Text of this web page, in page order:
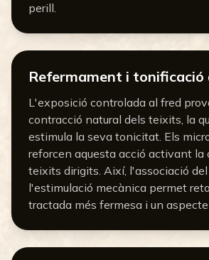
perill.
Refermament i tonificació
L'exposició controlada al fred
contracció natural dels teixits, la
estimula la seva tonicitat. Els
reforcen aquesta acció activant la
teixits dirigits. Així, l'associació
l'estimulació mecànica permet
tractada més fermesa i un